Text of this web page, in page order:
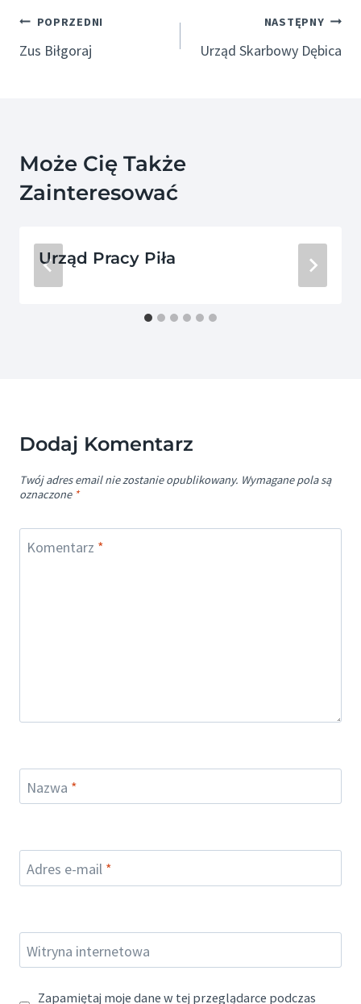
Nawigacja
Wpisu
POPRZEDNI
Zus Biłgoraj
NASTĘPNY
Urząd Skarbowy Dębica
Może Cię Także
Zainteresować
Urząd Pracy Piła
Dodaj Komentarz
Twój adres email nie zostanie opublikowany. Wymagane pola są
oznaczone *
Komentarz *
Nazwa *
Adres e-mail *
Witryna internetowa
Zapamiętaj moje dane w tej przeglądarce podczas